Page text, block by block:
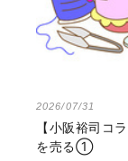
2026/07/31
【小阪裕司コ
を売る①